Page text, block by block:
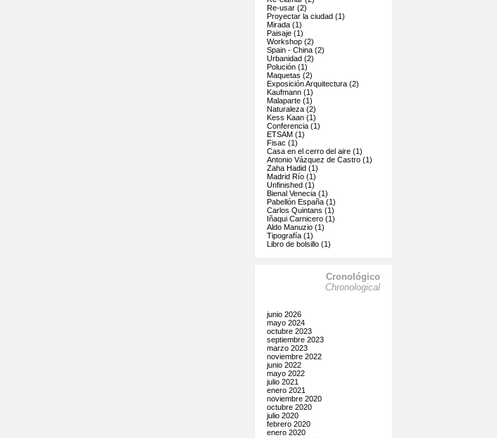
Re-usar (2)
Proyectar la ciudad (1)
Mirada (1)
Paisaje (1)
Workshop (2)
Spain - China (2)
Urbanidad (2)
Polución (1)
Maquetas (2)
Exposición Arquitectura (2)
Kaufmann (1)
Malaparte (1)
Naturaleza (2)
Kess Kaan (1)
Conferencia (1)
ETSAM (1)
Fisac (1)
Casa en el cerro del aire (1)
Antonio Vázquez de Castro (1)
Zaha Hadid (1)
Madrid Río (1)
Unfinished (1)
Bienal Venecia (1)
Pabellón España (1)
Carlos Quintans (1)
Iñaqui Carnicero (1)
Aldo Manuzio (1)
Tipografía (1)
Libro de bolsillo (1)
Cronológico
Chronological
junio 2026
mayo 2024
octubre 2023
septiembre 2023
marzo 2023
noviembre 2022
junio 2022
mayo 2022
julio 2021
enero 2021
noviembre 2020
octubre 2020
julio 2020
febrero 2020
enero 2020